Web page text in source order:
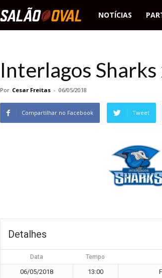
Salão
NOTÍCIAS
Interlagos
Por Cesar Freitas - 06/05/2018
Compartilhar no Facebook Tweet
Detalhes
Data Tempo
06/05/2018 13:00